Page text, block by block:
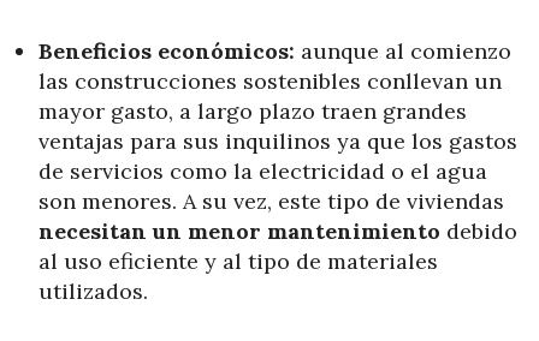
Beneficios económicos: aunque al comienzo
las construcciones sostenibles conllevan un
mayor gasto, a largo plazo traen grandes
ventajas para sus inquilinos ya que los gastos
de servicios como la electricidad o el agua
son menores. A su vez, este tipo de viviendas
necesitan un menor mantenimiento debido
al uso eficiente y al tipo de materiales
utilizados.